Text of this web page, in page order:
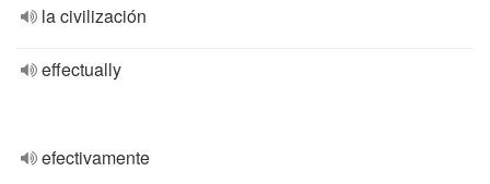
la civilización
effectually
efectivamente